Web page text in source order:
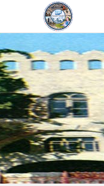
שלי
ישראלי
להיסטוריה של תל אביב
חייגו עכשיו:
שלחו פנייה: